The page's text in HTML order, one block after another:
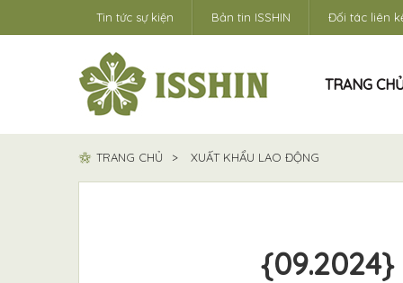
Tin tức sự kiện Bản tin ISSHIN Đối tác liên
TRANG
TRANG CHỦ XUẤT KHẨU LAO ĐỘNG
{09.2024}